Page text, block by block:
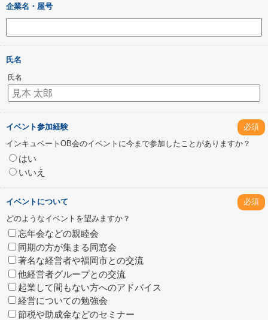
企業名・屋号
氏名
氏名
イベント参加経験
必須
インキュベートOB会のイベントに今まで参加したことがありますか？
はい
いいえ
イベントについて
必須
どのようなイベントを望みますか？
忘年会などの親睦会
同期の方が集まる同窓会
著名な経営者や福岡市との交流
他経営者グループとの交流
起業して間もない方へのアドバイス
経営についての勉強会
節税や助成金などのセミナー